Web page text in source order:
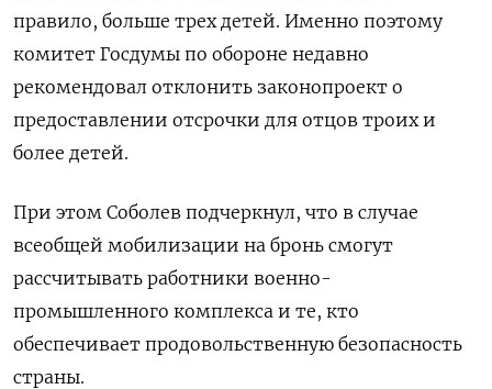
правило, больше трех детей. Именно поэтому
комитет Госдумы по обороне недавно
рекомендовал отклонить законопроект о
предоставлении отсрочки для отцов троих и
более детей.
При этом Соболев подчеркнул, что в случае
всеобщей мобилизации на бронь смогут
рассчитывать работники военно-
промышленного комплекса и те, кто
обеспечивает продовольственную безопасность
страны.